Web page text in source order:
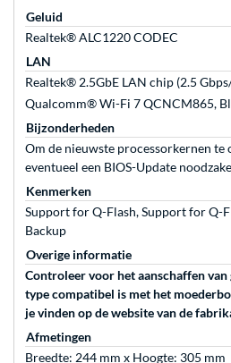
Geluid
Realtek® ALC1220 CODEC
LAN
Realtek® 2.5GbE LAN chip (2.5
Qualcomm® Wi-Fi 7 QCNCM865,
Bijzonderheden
Om de nieuwste processorkernen te
eventueel een BIOS-Update
Kenmerken
Support for Q-Flash, Support for Q-
Backup
Overige informatie
Controleer voor het aanschaffen
type compatibel is met het
je vinden op de website van de
Afmetingen
Breedte: 244 mm x Hoogte: 305 mm